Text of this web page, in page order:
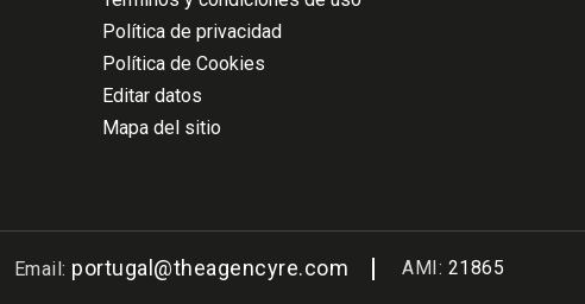
Política de privacidad
Política de Cookies
Editar datos
Mapa del sitio
Email: portugal@theagencyre.com AMI: 21865